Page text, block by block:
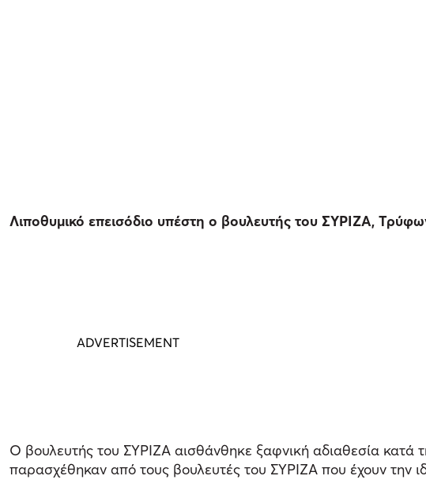
Λιποθυμικό επεισόδιο υπέστη ο βουλευτής του ΣΥΡΙΖΑ,
Ο βουλευτής του ΣΥΡΙΖΑ αισθάνθηκε ξαφνική αδιαθεσία κατά
παρασχέθηκαν από τους βουλευτές του ΣΥΡΙΖΑ που έχουν την